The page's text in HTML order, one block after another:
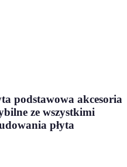
podstawowa akcesoria
ze wszystkimi
płyta